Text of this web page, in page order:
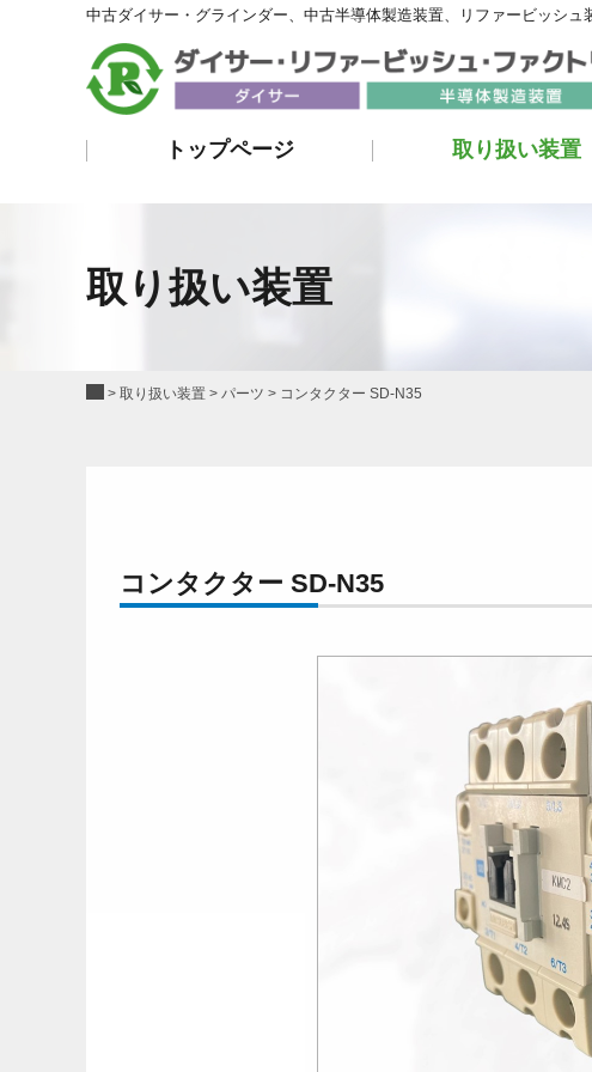
中古ダイサー・グラインダー、中古半導体製造装置、リファービッシ
トップページ 取り扱い装置
取り扱い装置
> 取り扱い装置 > パーツ > コンタクター SD-N35
コンタクター SD-N35